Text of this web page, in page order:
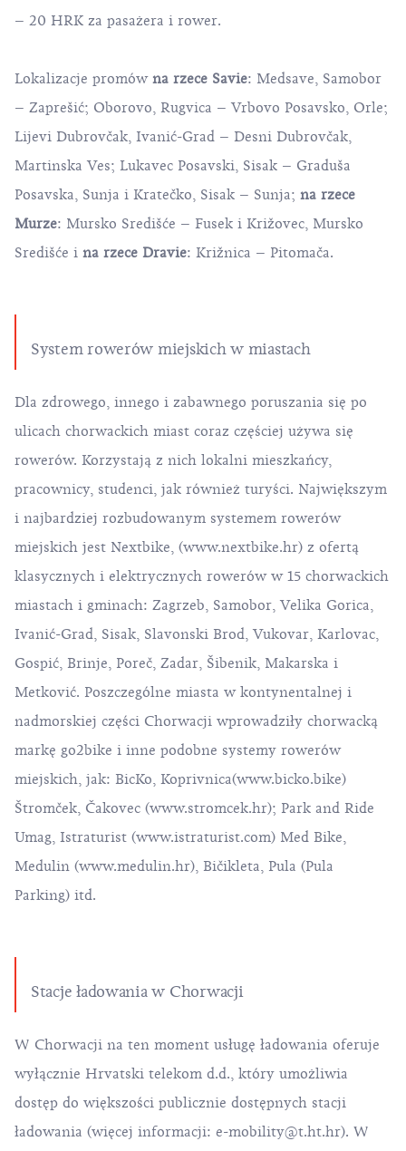
– 20 HRK za pasażera i rower.
Lokalizacje promów na rzece Savie: Medsave, Samobor
– Zaprešić; Oborovo, Rugvica – Vrbovo Posavsko, Orle;
Lijevi Dubrovčak, Ivanić-Grad – Desni Dubrovčak,
Martinska Ves; Lukavec Posavski, Sisak – Graduša
Posavska, Sunja i Kratečko, Sisak – Sunja; na rzece
Murze: Mursko Središće – Fusek i Križovec, Mursko
Središće i na rzece Dravie: Križnica – Pitomača.
System rowerów miejskich w miastach
Dla zdrowego, innego i zabawnego poruszania się po
ulicach chorwackich miast coraz częściej używa się
rowerów. Korzystają z nich lokalni mieszkańcy,
pracownicy, studenci, jak również turyści. Największym
i najbardziej rozbudowanym systemem rowerów
miejskich jest Nextbike, (www.nextbike.hr) z ofertą
klasycznych i elektrycznych rowerów w 15 chorwackich
miastach i gminach: Zagrzeb, Samobor, Velika Gorica,
Ivanić-Grad, Sisak, Slavonski Brod, Vukovar, Karlovac,
Gospić, Brinje, Poreč, Zadar, Šibenik, Makarska i
Metković. Poszczególne miasta w kontynentalnej i
nadmorskiej części Chorwacji wprowadziły chorwacką
markę go2bike i inne podobne systemy rowerów
miejskich, jak: BicKo, Koprivnica(www.bicko.bike)
Štromček, Čakovec (www.stromcek.hr); Park and Ride
Umag, Istraturist (www.istraturist.com) Med Bike,
Medulin (www.medulin.hr), Bičikleta, Pula (Pula
Parking) itd.
Stacje ładowania w Chorwacji
W Chorwacji na ten moment usługę ładowania oferuje
wyłącznie Hrvatski telekom d.d., który umożliwia
dostęp do większości publicznie dostępnych stacji
ładowania (więcej informacji: e-mobility@t.ht.hr). W